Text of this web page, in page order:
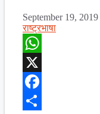
September 19, 2019
राष्ट्रभाषा
WhatsApp
X
Facebook